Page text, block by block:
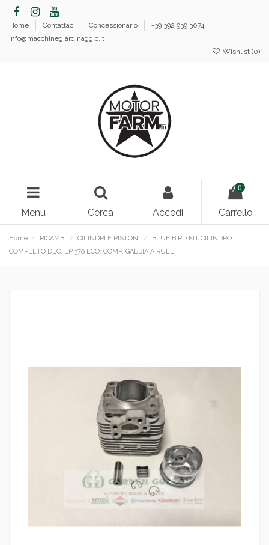
Home Contattaci Concessionario
+39 392 939 3074
info@macchinegiardinaggio.it
Wishlist (0)
Menu Cerca Accedi
0
Carrello
Home RICAMBI CILINDRI E PISTONI
BLUE BIRD KIT CILINDRO
COMPLETO DEC. EP 370 ECO; COMP. GABBIA A RULLI.